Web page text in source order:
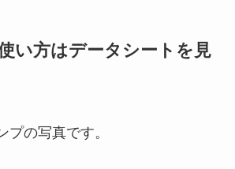
い方はデータシートを見
プの写真です。